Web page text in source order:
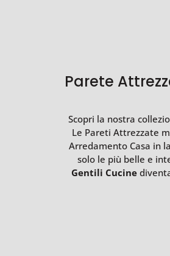
Parete
Scopri la nostra
Le Pareti Attrezzate
Arredamento Casa in
solo le più belle e
Gentili Cucine